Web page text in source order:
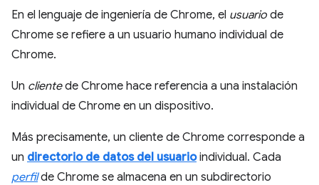
En el lenguaje de ingeniería de Chrome, el usuario de
Chrome se refiere a un usuario humano individual de
Chrome.
Un clientede Chrome hace referencia a una instalación
individual de Chrome en un dispositivo.
Más precisamente, un cliente de Chrome corresponde a
un directorio de datos del usuarioindividual. Cada
perfilde Chrome se almacena en un subdirectorio